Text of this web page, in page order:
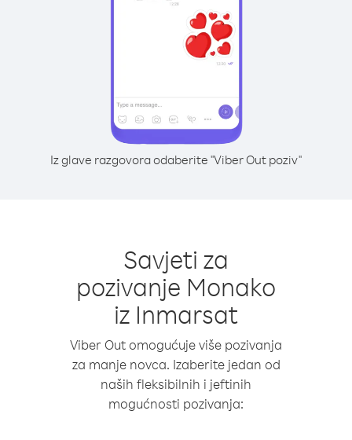
Iz glave razgovora odaberite "Viber Out poziv"
Savjeti za
pozivanje Monako
iz Inmarsat
Viber Out omogućuje više pozivanja
za manje novca. Izaberite jedan od
naših fleksibilnih i jeftinih
mogućnosti pozivanja: